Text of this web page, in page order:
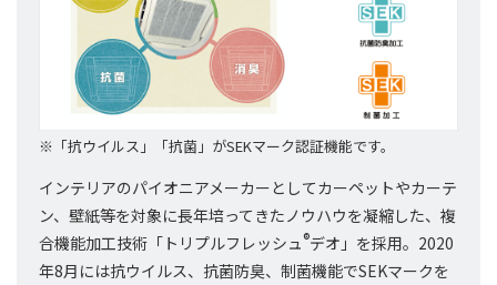
※「抗ウイルス」「抗菌」がSEKマーク認証機能です。
インテリアのパイオニアメーカーとしてカーペットやカーテ
ン、壁紙等を対象に長年培ってきたノウハウを凝縮した、複
合機能加工技術「トリプルフレッシュ®デオ」を採用。2020
年8月には抗ウイルス、抗菌防臭、制菌機能でSEKマークを